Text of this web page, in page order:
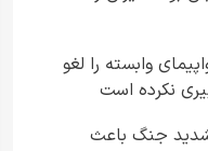
وابسته را لغو
نکرده است
جنگ باعث